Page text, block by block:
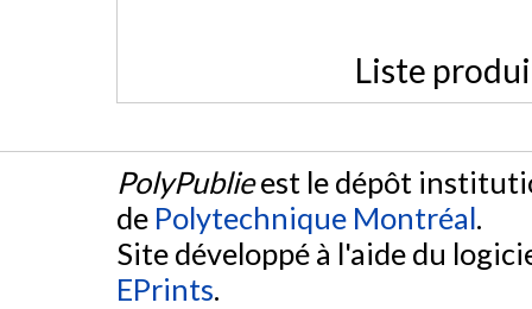
Liste
PolyPublieest le dépôt
de Polytechnique Montréal.
Site développé à l'aide du
EPrints.